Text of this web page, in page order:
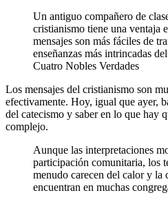
Un antiguo compañero de
cristianismo tiene una ventaja
mensajes son más fáciles de
enseñanzas más intrincadas
Cuatro Nobles Verdades
Los mensajes del cristianismo son
efectivamente. Hoy, igual que ayer,
del catecismo y saber en lo que hay
complejo.
Aunque las interpretaciones
participación comunitaria, los
menudo carecen del calor y la
encuentran en muchas